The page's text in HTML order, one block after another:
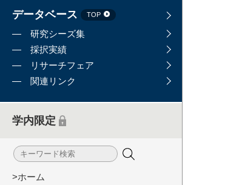
データベース TOP
研究シーズ集
採択実績
リサーチフェア
関連リンク
学内限定
>ホーム